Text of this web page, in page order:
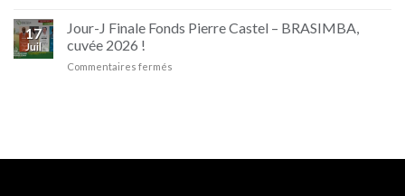
retour
Herman
Castel
17
Juil
Jour-J Finale Fonds Pierre Castel – BRASIMBA,
cuvée 2026 !
Commentaires fermés
Castel